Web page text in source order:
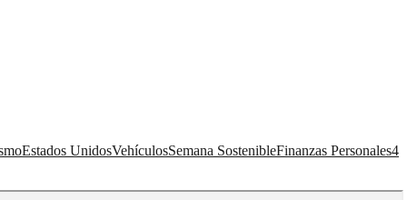
Estados UnidosVehículosSemana SostenibleFinanzas Personales4